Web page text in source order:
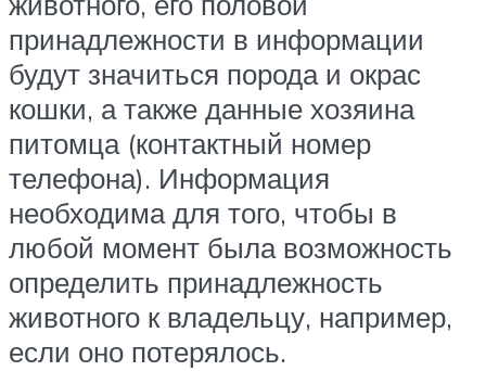
принадлежности в информации
будут значиться порода и окрас
кошки, а также данные хозяина
питомца (контактный номер
телефона). Информация
необходима для того, чтобы в
любой момент была возможность
определить принадлежность
животного к владельцу, например,
если оно потерялось.